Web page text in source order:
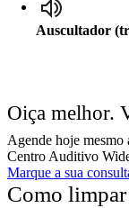
Auscultador
Oiça melhor.
Agende hoje mesmo
Centro Auditivo
Marque a sua
Como